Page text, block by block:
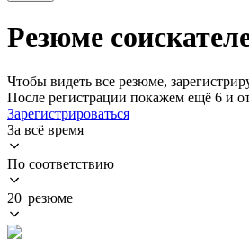
Резюме
Чтобы видеть все резюме,
После регистрации покажем ещё 6 и
Зарегистрироваться
За всё время
По соответствию
20 резюме